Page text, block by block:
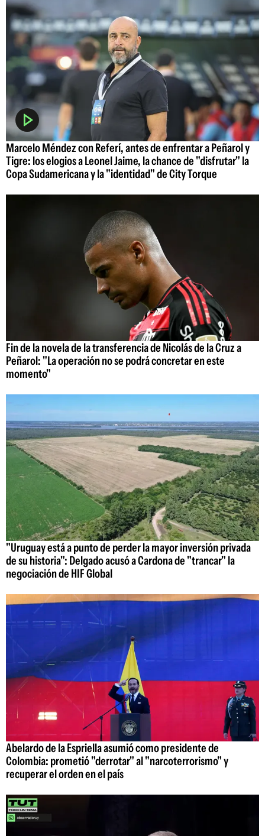
Marcelo Méndez con Referí, antes de enfrentar a Peñarol y
Tigre: los elogios a Leonel Jaime, la chance de "disfrutar" la
Copa Sudamericana y la "identidad" de City Torque
Fin de la novela de la transferencia de Nicolás de la Cruz a
Peñarol: "La operación no se podrá concretar en este
momento"
"Uruguay está a punto de perder la mayor inversión privada
de su historia": Delgado acusó a Cardona de "trancar" la
negociación de HIF Global
Abelardo de la Espriella asumió como presidente de
Colombia: prometió "derrotar" al "narcoterrorismo" y
recuperar el orden en el país